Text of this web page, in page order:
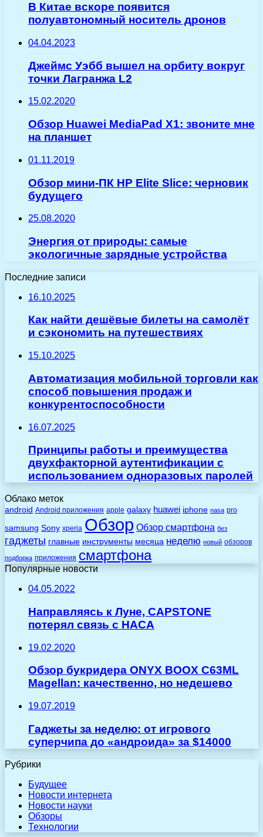
В Китае вскоре появится
полуавтономный носитель дронов
04.04.2023
Джеймс Уэбб вышел на орбиту вокруг
точки Лагранжа L2
15.02.2020
Обзор Huawei MediaPad X1: звоните мне
на планшет
01.11.2019
Обзор мини-ПК HP Elite Slice: черновик
будущего
25.08.2020
Энергия от природы: самые
экологичные зарядные устройства
Последние записи
16.10.2025
Как найти дешёвые билеты на самолёт
и сэкономить на путешествиях
15.10.2025
Автоматизация мобильной торговли как
способ повышения продаж и
конкурентоспособности
16.07.2025
Принципы работы и преимущества
двухфакторной аутентификации с
использованием одноразовых паролей
Облако меток
android Android приложения apple galaxy huawei iphone nasa pro
samsung Sony xperia Обзор Обзор смартфона без
гаджеты главные инструменты месяца неделю новый обзоров
подборка приложения смартфона
Популярные новости
04.05.2022
Направляясь к Луне, CAPSTONE
потерял связь с НАСА
19.02.2020
Обзор букридера ONYX BOOX C63ML
Magellan: качественно, но недешево
19.07.2019
Гаджеты за неделю: от игрового
суперчипа до «андроида» за $14000
Рубрики
Будущее
Новости интернета
Новости науки
Обзоры
Технологии